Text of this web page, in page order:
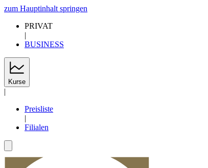
zum Hauptinhalt springen
PRIVAT
|
BUSINESS
Kurse
|
Preisliste
|
Filialen